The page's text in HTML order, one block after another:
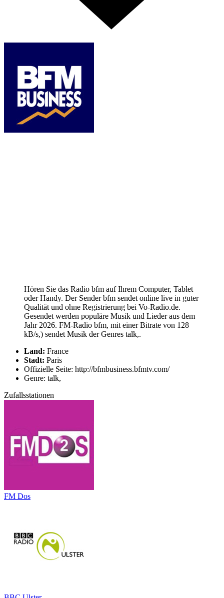
Hören Sie das Radio bfm auf Ihrem Computer, Tablet
oder Handy. Der Sender bfm sendet online live in guter
Qualität und ohne Registrierung bei Vo-Radio.de.
Gesendet werden populäre Musik und Lieder aus dem
Jahr 2026. FM-Radio bfm, mit einer Bitrate von 128
kB/s,) sendet Musik der Genres talk,.
Land: France
Stadt: Paris
Offizielle Seite: http://bfmbusiness.bfmtv.com/
Genre: talk,
Zufallsstationen
FM Dos